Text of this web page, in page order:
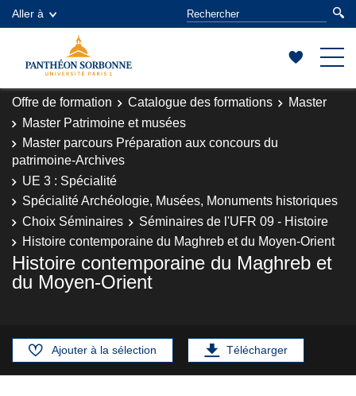
Aller à
Offre de formation Catalogue des formations
Master
Master Patrimoine et musées
Master parcours Préparation aux concours du
patrimoine-Archives
UE 3 : Spécialité
Spécialité Archéologie, Musées, Monuments historiques
Choix Séminaires
Séminaires de l'UFR 09 - Histoire
Histoire contemporaine du Maghreb et du Moyen-Orient
Histoire contemporaine du Maghreb et
du Moyen-Orient
Ajouter à la sélection Télécharger